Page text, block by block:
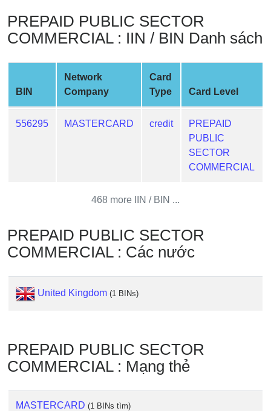
Random
Credit
Generator
Generate
Credit
Card
from
What
is
My
IP
Address
Lookup
IP
Checker
PREPAID PUBLIC SECTOR
COMMERCIAL : IIN / BIN Danh sách
BIN
Network
Company
Card
Type
Card Level
556295 MASTERCARD credit
PREPAID
PUBLIC
SECTOR
COMMERCIAL
468 more IIN / BIN ...
PREPAID PUBLIC SECTOR
COMMERCIAL : Các nước
United Kingdom (1 BINs)
PREPAID PUBLIC SECTOR
COMMERCIAL : Mạng thẻ
MASTERCARD (1 BINs tìm)